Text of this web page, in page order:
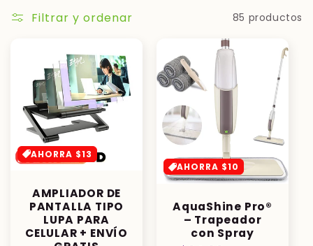
contenido
Filtrar y ordenar 85 productos
AHORRA $13
AMPLIADOR DE
PANTALLA TIPO
LUPA PARA
CELULAR + ENVÍO
AHORRA $10
AquaShine Pro®
– Trapeador
con Spray